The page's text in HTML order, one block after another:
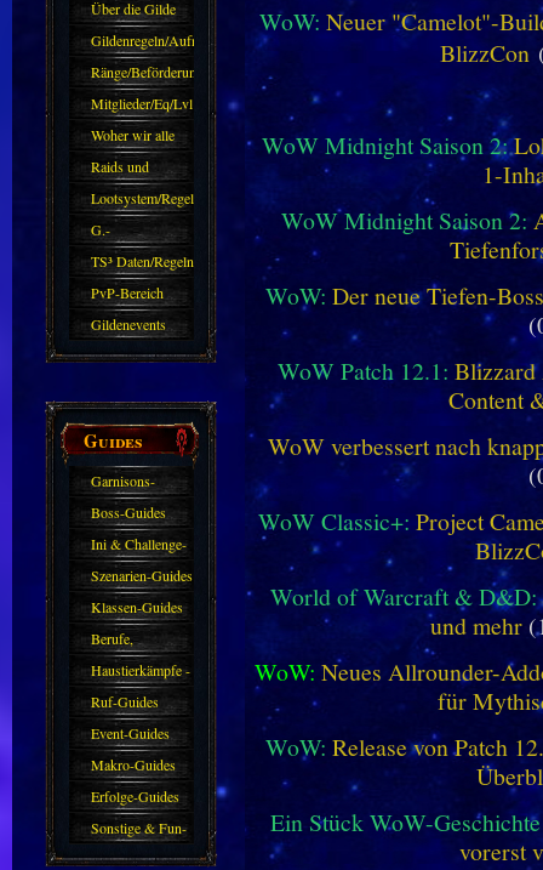
Über die Gilde
(DAW)
Gildenregeln/Aufnahme
Ränge/Beförderungen
Mitglieder/Eq/Lvl
Woher wir alle
kommen.
Raids und
Zubehör
Lootsystem/Regeln
G.-
Sparkasse/Goldleihen
TS³ Daten/Regeln
PvP-Bereich
Gildenevents
Guides
Garnisons-
Guides
Boss-Guides
Ini & Challenge-
Guides
Szenarien-Guides
Klassen-Guides
Berufe,
Farmkarten und
Haustiere
Haustierkämpfe -
Guide
Ruf-Guides
Event-Guides
Makro-Guides
Erfolge-Guides
Sonstige & Fun-
Guides
WoW: Neuer "Camelot"-
BlizzCon
WoW Midnight Saison 2:
1-
WoW Midnight Saison 2:
WoW: Der neue Tiefen-
WoW Patch 12.1: Blizzard
Content
WoW verbessert nach
WoW Classic+: Project
World of Warcraft & D&D:
und mehr
WoW: Neues Allrounder-
für
WoW: Release von Patch
Ein Stück WoW-
vorerst